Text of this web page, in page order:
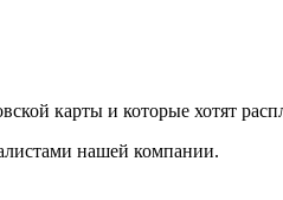
карты и которые хотят
нашей компании.